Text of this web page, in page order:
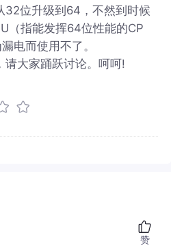
32位升级到64，不然到时候
（指能发挥64位性能的CP
电而使用不了。
请大家踊跃讨论。呵呵!
赞